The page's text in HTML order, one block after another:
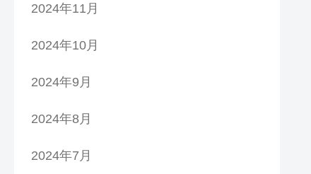
2024年11月
2024年10月
2024年9月
2024年8月
2024年7月